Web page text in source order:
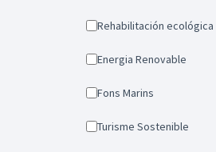
Rehabilitación ecológica
Energia Renovable
Fons Marins
Turisme Sostenible